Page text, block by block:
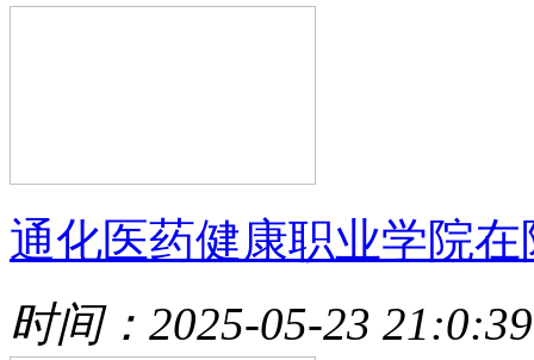
通化医药健康职业学院在
时间：2025-05-23 21:0:39